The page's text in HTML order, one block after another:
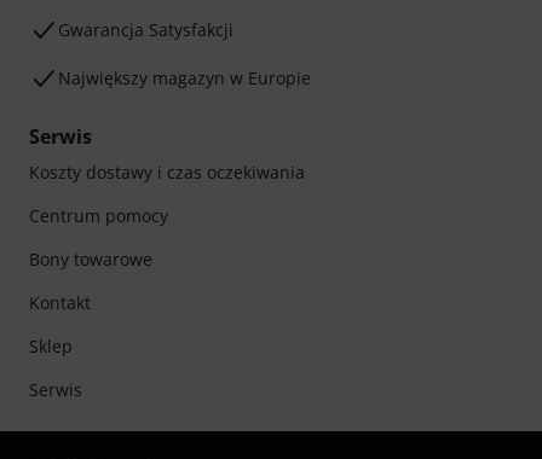
Gwarancja Satysfakcji
Największy magazyn w Europie
Serwis
Koszty dostawy i czas oczekiwania
Centrum pomocy
Bony towarowe
Kontakt
Sklep
Serwis